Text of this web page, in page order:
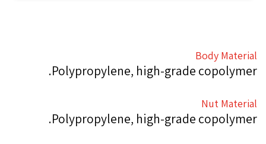
Body Material
Polypropylene, high-grade copolymer.
Nut Material
Polypropylene, high-grade copolymer.